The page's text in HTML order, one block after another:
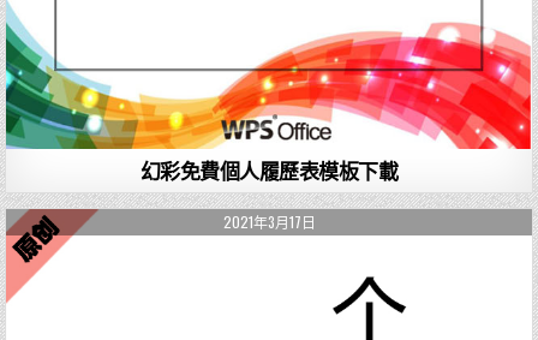
幻彩免費個人履歷表模板下載
2021年3月17日